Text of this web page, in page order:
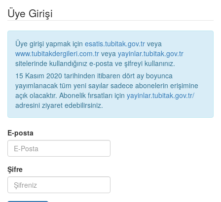
Üye Girişi
Üye girişi yapmak için esatis.tubitak.gov.tr veya
www.tubitakdergileri.com.tr veya yayinlar.tubitak.gov.tr
sitelerinde kullandığınız e-posta ve şifreyi kullanınız.
15 Kasım 2020 tarihinden itibaren dört ay boyunca
yayımlanacak tüm yeni sayılar sadece abonelerin erişimine
açık olacaktır. Abonelik fırsatları için yayinlar.tubitak.gov.tr/
adresini ziyaret edebilirsiniz.
E-posta
Şifre